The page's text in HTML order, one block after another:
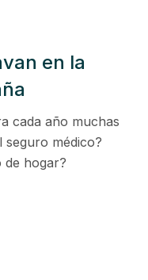
en la
cada año muchas
seguro médico?
de hogar?